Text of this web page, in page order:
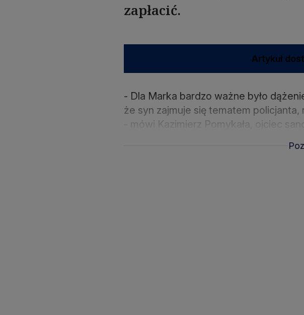
zapłacić.
Artykuł
- Dla Marka bardzo ważne było
że syn zajmuje się tematem policjanta,
- mówi Kazimierz Pomykała, ojciec